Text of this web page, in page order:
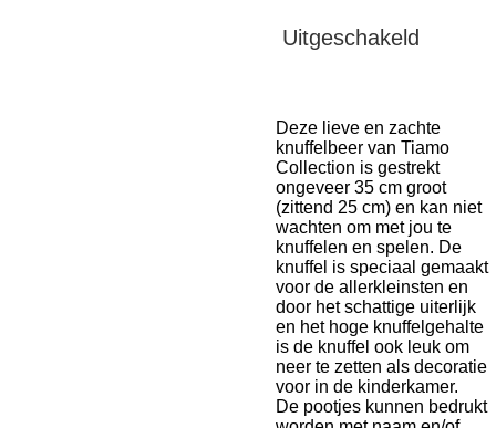
Uitgeschakeld
Deze lieve en zachte
knuffelbeer van Tiamo
Collection is gestrekt
ongeveer 35 cm groot
(zittend 25 cm) en kan niet
wachten om met jou te
knuffelen en spelen. De
knuffel is speciaal gemaakt
voor de allerkleinsten en
door het schattige uiterlijk
en het hoge knuffelgehalte
is de knuffel ook leuk om
neer te zetten als decoratie
voor in de kinderkamer.
De pootjes kunnen bedrukt